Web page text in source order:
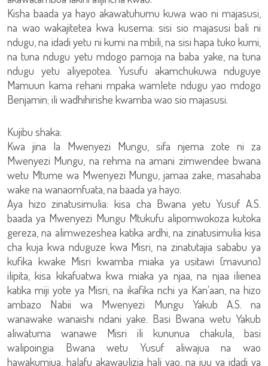
Kisha baada ya hayo akawatuhumu kuwa wao ni majasusi,
na wao wakajitetea kwa kusema: sisi sio majasusi bali ni
ndugu, na idadi yetu ni kumi na mbili, na sisi hapa tuko kumi,
na tuna ndugu yetu mdogo pamoja na baba yake, na tuna
ndugu yetu aliyepotea. Yusufu akamchukuwa nduguye
Mamuun kama rehani mpaka wamlete ndugu yao mdogo
Benjamin; ili wadhihirishe kwamba wao sio majasusi.
Kujibu shaka:
Kwa jina la Mwenyezi Mungu, sifa njema zote ni za
Mwenyezi Mungu, na rehma na amani zimwendee bwana
wetu Mtume wa Mwenyezi Mungu, jamaa zake, masahaba
wake na wanaomfuata, na baada ya hayo:
Aya hizo zinatusimulia: kisa cha Bwana yetu Yusuf A.S.
baada ya Mwenyezi Mungu Mtukufu alipomwokoza kutoka
gereza, na alimwezeshea katika ardhi, na zinatusimulia kisa
cha kuja kwa nduguze kwa Misri, na zinatutajia sababu ya
kufika kwake Misri kwamba miaka ya usitawi (mavuno)
ilipita, kisa kikafuatwa kwa miaka ya njaa, na njaa ilienea
katika miji yote ya Misri, na ikafika nchi ya Kan'aan, na hizo
ambazo Nabii wa Mwenyezi Mungu Yakub A.S. na
wanawake wanaishi ndani yake. Basi Bwana wetu Yakub
aliwatuma wanawe Misri ili kununua chakula, basi
walipoingia Bwana wetu Yusuf aliwajua na wao
hawakumjua, halafu akawaulizia hali yao, na juu ya idadi ya